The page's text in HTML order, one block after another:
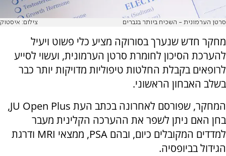
סרטן הערמונית - השכיח ביותר בגברים צילום: איסטוק
מחקר חדש שנערך בסורוקה מציע כלי פשוט ויעיל
להערכת הסיכון לחומרת סרטן הערמונית, ועשוי לסייע
לרופאים בקבלת החלטות טיפוליות מדויקות יותר כבר
בשלב האבחון הראשוני.
המחקר, שפורסם לאחרונה בכתב העת JU Open Plus,
בחן האם ניתן לשפר את ההערכה הקלינית מעבר
למדדים המקובלים כיום, ובהם PSA, ממצאי MRI ודרגת
הגידול בביופסיה.